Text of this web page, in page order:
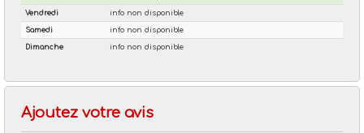
Ajoutez votre avis